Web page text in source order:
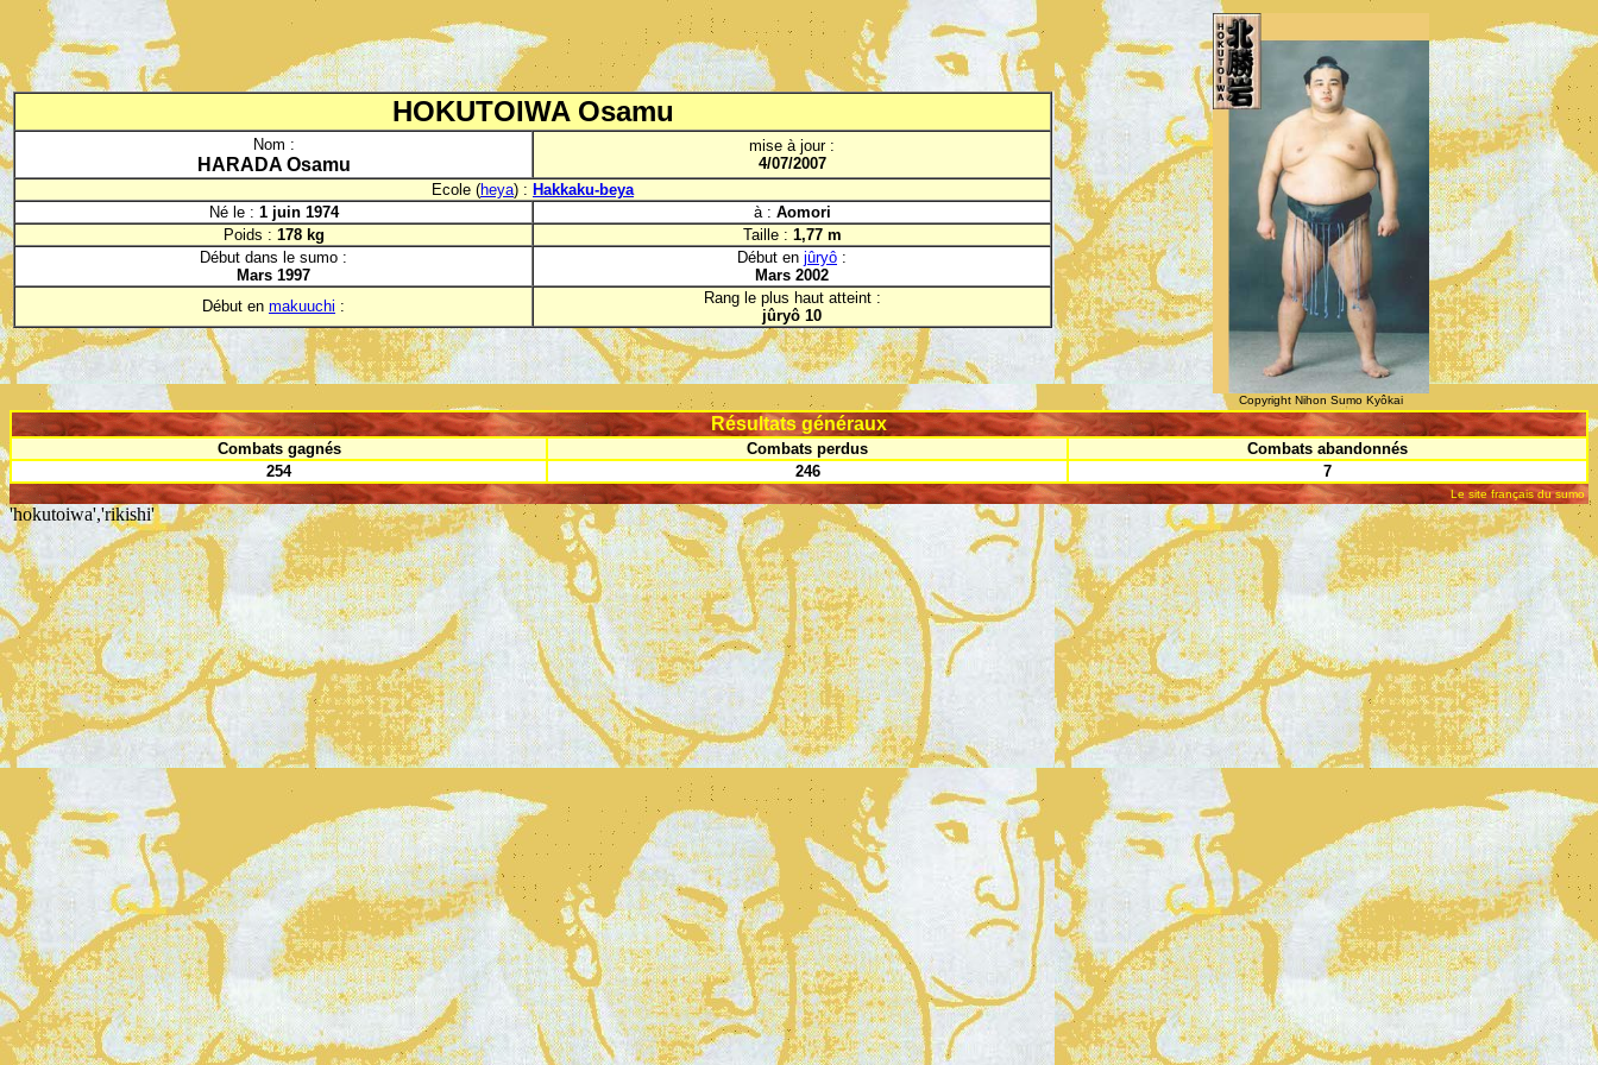
HOKUTOIWA Osamu
Nom :
HARADA Osamu
mise à jour :
4/07/2007
Ecole (heya) : Hakkaku-beya
Né le : 1 juin 1974 à : Aomori
Poids : 178 kg Taille : 1,77 m
Début dans le sumo :
Mars 1997
Début en jûryô :
Mars 2002
Début en makuuchi :
Rang le plus haut atteint :
jûryô 10
Copyright Nihon Sumo Kyôkai
Résultats généraux
Combats gagnés Combats perdus
Combats abandonnés
254
246 7
Le site français du sumo
'hokutoiwa','rikishi'